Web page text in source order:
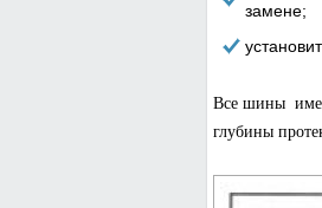
замене;
Все шины
глубины